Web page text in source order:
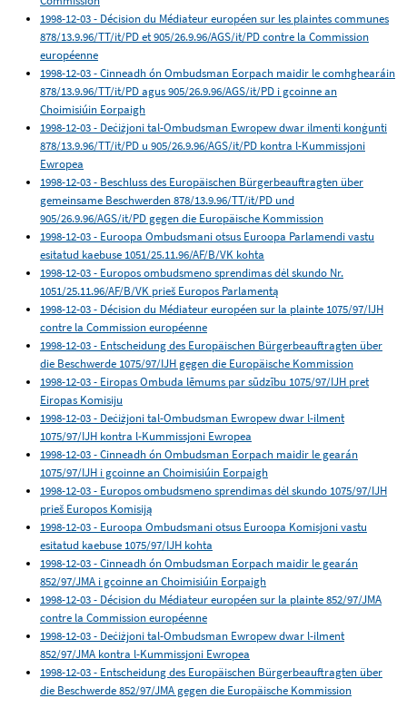
1998-12-03 - Décision du Médiateur européen sur les plaintes communes
878/13.9.96/TT/it/PD et 905/26.9.96/AGS/it/PD contre la Commission
européenne
1998-12-03 - Cinneadh ón Ombudsman Eorpach maidir le comhghearáin
878/13.9.96/TT/it/PD agus 905/26.9.96/AGS/it/PD i gcoinne an
Choimisiúin Eorpaigh
1998-12-03 - Deċiżjoni tal-Ombudsman Ewropew dwar ilmenti konġunti
878/13.9.96/TT/it/PD u 905/26.9.96/AGS/it/PD kontra l-Kummissjoni
Ewropea
1998-12-03 - Beschluss des Europäischen Bürgerbeauftragten über
gemeinsame Beschwerden 878/13.9.96/TT/it/PD und
905/26.9.96/AGS/it/PD gegen die Europäische Kommission
1998-12-03 - Euroopa Ombudsmani otsus Euroopa Parlamendi vastu
esitatud kaebuse 1051/25.11.96/AF/B/VK kohta
1998-12-03 - Europos ombudsmeno sprendimas dėl skundo Nr.
1051/25.11.96/AF/B/VK prieš Europos Parlamentą
1998-12-03 - Décision du Médiateur européen sur la plainte 1075/97/IJH
contre la Commission européenne
1998-12-03 - Entscheidung des Europäischen Bürgerbeauftragten über
die Beschwerde 1075/97/IJH gegen die Europäische Kommission
1998-12-03 - Eiropas Ombuda lēmums par sūdzību 1075/97/IJH pret
Eiropas Komisiju
1998-12-03 - Deċiżjoni tal-Ombudsman Ewropew dwar l-ilment
1075/97/IJH kontra l-Kummissjoni Ewropea
1998-12-03 - Cinneadh ón Ombudsman Eorpach maidir le gearán
1075/97/IJH i gcoinne an Choimisiúin Eorpaigh
1998-12-03 - Europos ombudsmeno sprendimas dėl skundo 1075/97/IJH
prieš Europos Komisiją
1998-12-03 - Euroopa Ombudsmani otsus Euroopa Komisjoni vastu
esitatud kaebuse 1075/97/IJH kohta
1998-12-03 - Cinneadh ón Ombudsman Eorpach maidir le gearán
852/97/JMA i gcoinne an Choimisiúin Eorpaigh
1998-12-03 - Décision du Médiateur européen sur la plainte 852/97/JMA
contre la Commission européenne
1998-12-03 - Deċiżjoni tal-Ombudsman Ewropew dwar l-ilment
852/97/JMA kontra l-Kummissjoni Ewropea
1998-12-03 - Entscheidung des Europäischen Bürgerbeauftragten über
die Beschwerde 852/97/JMA gegen die Europäische Kommission